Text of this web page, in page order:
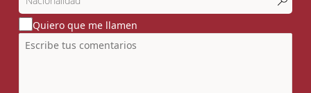
Quiero que me llamen